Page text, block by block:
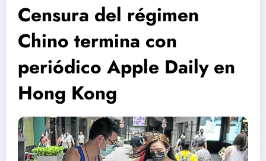
Censura del régimen
Chino termina con
periódico Apple Daily en
Hong Kong